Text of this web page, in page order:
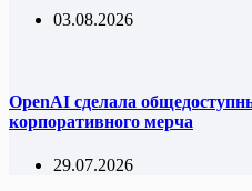
03.08.2026
OpenAI сделала
корпоративного мерча
29.07.2026